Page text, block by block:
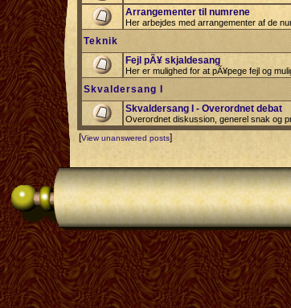
Arrangementer til numrene
Her arbejdes med arrangementer af de
Teknik
Fejl pÃ¥ skjaldesang
Her er mulighed for at pÃ¥pege fejl og
Skvaldersang I
Skvaldersang I - Overordnet debat
Overordnet diskussion, generel snak og
[View unanswered posts]